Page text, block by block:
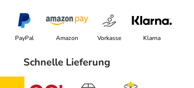
PayPal Amazon Vorkasse Klarna
Schnelle Lieferung